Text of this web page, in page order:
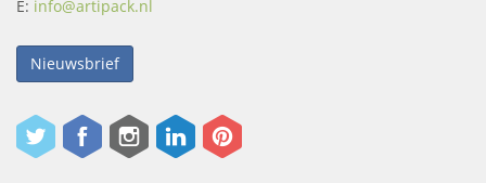
E: info@artipack.nl
Nieuwsbrief